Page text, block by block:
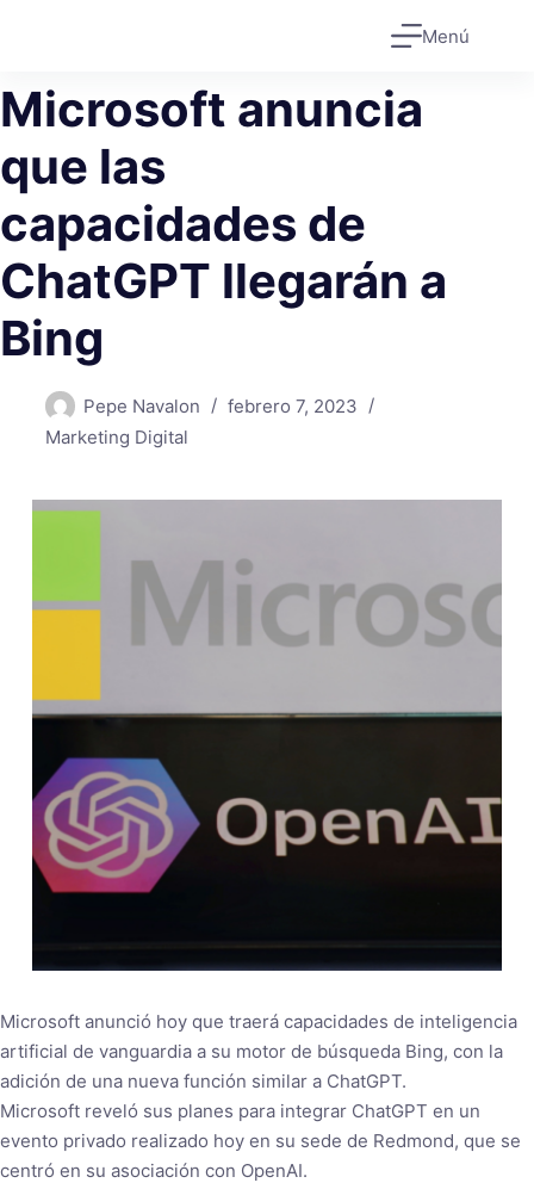
Menú
Microsoft anuncia
que las
capacidades de
ChatGPT llegarán a
Bing
Pepe Navalon
febrero 7, 2023
Marketing Digital
Microsoft anunció hoy que traerá capacidades de inteligencia
artificial de vanguardia a su motor de búsqueda Bing, con la
adición de una nueva función similar a ChatGPT.
Microsoft reveló sus planes para integrar ChatGPT en un
evento privado realizado hoy en su sede de Redmond, que se
centró en su asociación con OpenAI.